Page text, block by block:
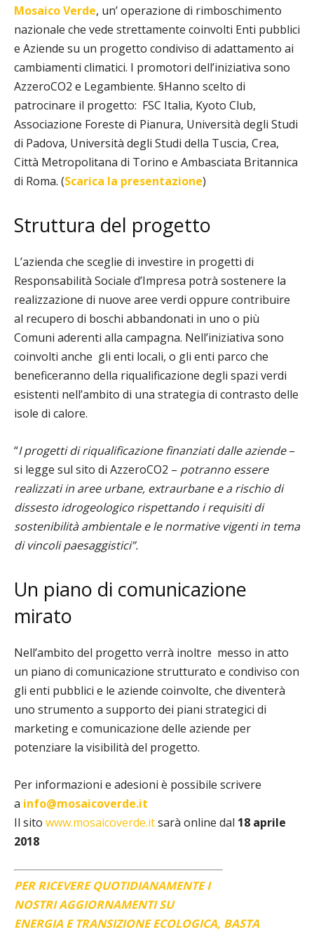
Mosaico Verde, un’ operazione di rimboschimento
nazionale che vede strettamente coinvolti Enti pubblici
e Aziende su un progetto condiviso di adattamento ai
cambiamenti climatici. I promotori dell’iniziativa sono
AzzeroCO2 e Legambiente. §Hanno scelto di
patrocinare il progetto: FSC Italia, Kyoto Club,
Associazione Foreste di Pianura, Università degli Studi
di Padova, Università degli Studi della Tuscia, Crea,
Città Metropolitana di Torino e Ambasciata Britannica
di Roma. (Scarica la presentazione)
Struttura del progetto
L’azienda che sceglie di investire in progetti di
Responsabilità Sociale d’Impresa potrà sostenere la
realizzazione di nuove aree verdi oppure contribuire
al recupero di boschi abbandonati in uno o più
Comuni aderenti alla campagna. Nell’iniziativa sono
coinvolti anche gli enti locali, o gli enti parco che
beneficeranno della riqualificazione degli spazi verdi
esistenti nell’ambito di una strategia di contrasto delle
isole di calore.
“I progetti di riqualificazione finanziati dalle aziende–
si legge sul sito di AzzeroCO2 – potranno essere
realizzati in aree urbane, extraurbane e a rischio di
dissesto idrogeologico rispettando i requisiti di
sostenibilità ambientale e le normative vigenti in tema
di vincoli paesaggistici”.
Un piano di comunicazione
mirato
Nell’ambito del progetto verrà inoltre messo in atto
un piano di comunicazione strutturato e condiviso con
gli enti pubblici e le aziende coinvolte, che diventerà
uno strumento a supporto dei piani strategici di
marketing e comunicazione delle aziende per
potenziare la visibilità del progetto.
Per informazioni e adesioni è possibile scrivere
a info@mosaicoverde.it
Il sito www.mosaicoverde.itsarà online dal 18 aprile
2018
PER RICEVERE QUOTIDIANAMENTE I
NOSTRI AGGIORNAMENTI SU
ENERGIA E TRANSIZIONE ECOLOGICA, BASTA